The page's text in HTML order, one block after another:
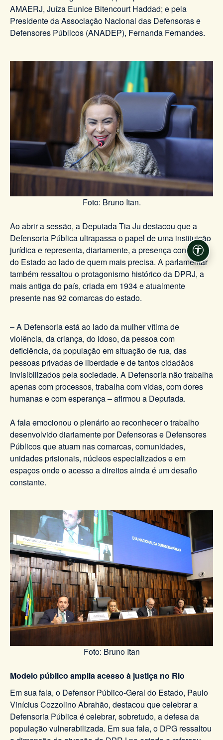
AMAERJ, Juíza Eunice Bitencourt Haddad; e pela
Presidente da Associação Nacional das Defensoras e
Defensores Públicos (ANADEP), Fernanda Fernandes.
Foto: Bruno Itan.
Ao abrir a sessão, a Deputada Tia Ju destacou que a
Defensoria Pública ultrapassa o papel de uma instituição
jurídica e representa, diariamente, a presença concreta
do Estado ao lado de quem mais precisa. A parlamentar
também ressaltou o protagonismo histórico da DPRJ, a
mais antiga do país, criada em 1934 e atualmente
presente nas 92 comarcas do estado.
– A Defensoria está ao lado da mulher vítima de
violência, da criança, do idoso, da pessoa com
deficiência, da população em situação de rua, das
pessoas privadas de liberdade e de tantos cidadãos
invisibilizados pela sociedade. A Defensoria não trabalha
apenas com processos, trabalha com vidas, com dores
humanas e com esperança – afirmou a Deputada.
A fala emocionou o plenário ao reconhecer o trabalho
desenvolvido diariamente por Defensoras e Defensores
Públicos que atuam nas comarcas, comunidades,
unidades prisionais, núcleos especializados e em
espaços onde o acesso a direitos ainda é um desafio
constante.
Foto: Bruno Itan
Modelo público amplia acesso à justiça no Rio
Em sua fala, o Defensor Público-Geral do Estado, Paulo
Vinícius Cozzolino Abrahão, destacou que celebrar a
Defensoria Pública é celebrar, sobretudo, a defesa da
população vulnerabilizada. Em sua fala, o DPG ressaltou